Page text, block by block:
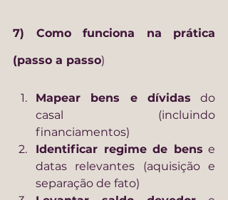
7) Como funciona na prática
(passo a passo)
Mapear bens e dívidas do
casal (incluindo
financiamentos)
Identificar regime de bens e
datas relevantes (aquisição e
separação de fato)